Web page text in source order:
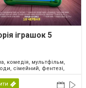
іграшок 5
комедія, мультфільм,
сімейний, фентезі,